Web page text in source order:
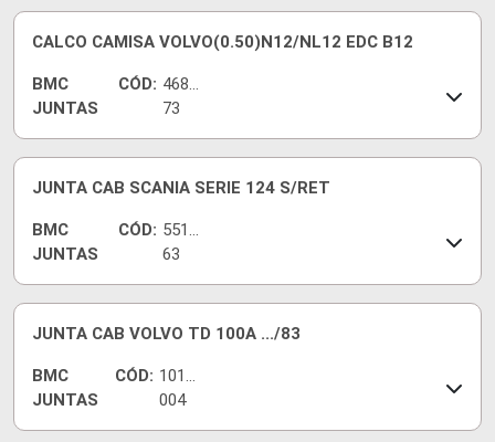
CALCO CAMISA VOLVO(0.50)N12/NL12 EDC B12
BMC
JUNTAS
CÓD: 4682
73
JUNTA CAB SCANIA SERIE 124 S/RET
BMC
JUNTAS
CÓD: 5513
63
JUNTA CAB VOLVO TD 100A .../83
BMC
JUNTAS
CÓD: 1010
004